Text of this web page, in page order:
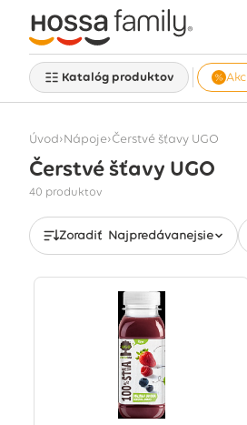
Katalóg produktov
Úvod›Nápoje›Čerstvé šťavy UGO
Čerstvé šťavy UGO
40 produktov
Zoradiť Najpredávanejšie